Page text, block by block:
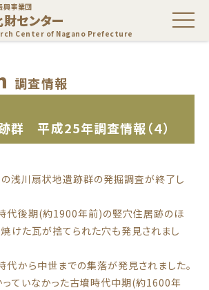
興事業団
センター
Center of Nagano Prefecture
調査情報
群 平成25年調査情報（４）
浅川扇状地遺跡群の発掘調査が終了し
代後期(約1900年前)の竪穴住居跡のほ
けた瓦が捨てられた穴も発見されまし
から中世までの集落が発見されました。
っていなかった古墳時代中期(約1600年